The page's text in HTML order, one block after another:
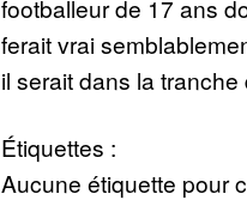
footballeur de 17 ans
ferait vrai
il serait dans la
Étiquettes :
Aucune étiquette pour